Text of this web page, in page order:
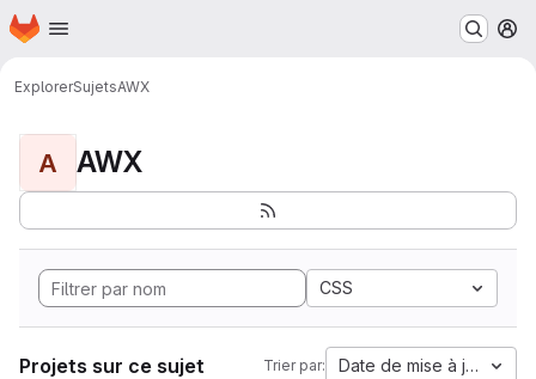
Passer au contenu principal
Page d'accueil
ExplorerSujetsAWX
A AWX
CSS
Projets sur ce sujet Trier par: Date de mise à jour